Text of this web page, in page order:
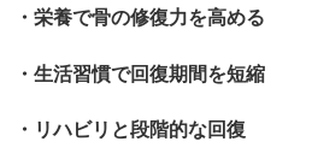
・栄養で骨の修復力を高める
・生活習慣で回復期間を短縮
・リハビリと段階的な回復